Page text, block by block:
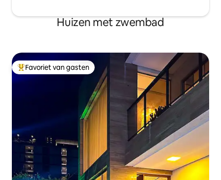
Huizen met zwembad
Topfavoriet van gasten
Favoriet van gasten